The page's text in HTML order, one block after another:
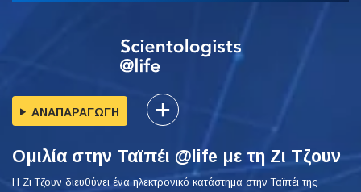
ΑΝΑΠΑΡΑΓΩΓΗ
Ομιλία στην Ταϊπέι @life με τη Ζι Τζουν
Η Ζι Τζουν διευθύνει ένα ηλεκτρονικό κατάστημα στην Ταϊπέι της